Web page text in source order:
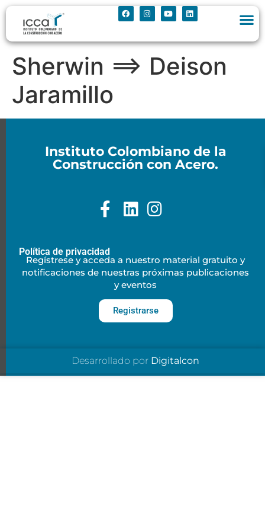
Sherwin ==> Deison
Jaramillo
Instituto Colombiano de la
Construcción con Acero.
Política de privacidad
Regístrese y acceda a nuestro material gratuito y
notificaciones de nuestras próximas publicaciones
y eventos
Registrarse
Desarrollado por Digitalcon